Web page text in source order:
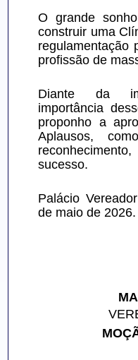
O grande
construir uma
regulamentação
profissão de
Diante da
importância
proponho a
Aplausos,
sucesso.
Palácio
de maio de 2026.